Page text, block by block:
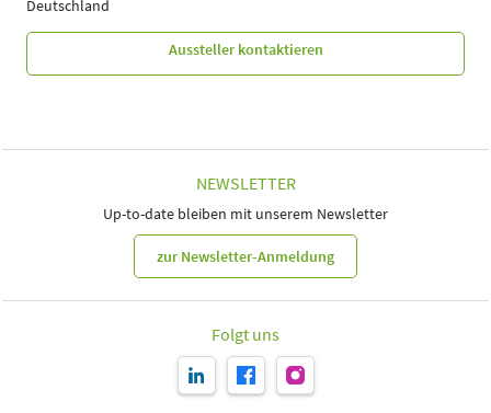
Deutschland
Aussteller kontaktieren
NEWSLETTER
Up-to-date bleiben mit unserem Newsletter
zur Newsletter-Anmeldung
Folgt uns